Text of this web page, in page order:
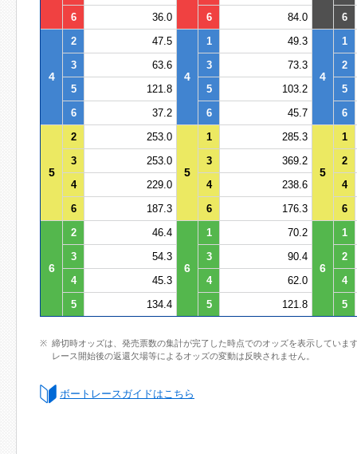
6
36.0 6 84.0 6
4
2 47.5
4
1 49.3
4
1
3
63.6 3 73.3
2
5
121.8 5 103.2
5
6
37.2 6 45.7 6
5
2 253.0
5
1 285.3
5
1
3
253.0 3 369.2
2
4
229.0 4 238.6
4
6
187.3 6 176.3 6
6
2 46.4
6
1 70.2
6
1
3
54.3 3 90.4
2
4
45.3 4 62.0
4
5
134.4 5 121.8 5
締切時オッズは、発売票数の集計が完了した時点でのオッズを表示していま
レース開始後の返還欠場等によるオッズの変動は反映されません。
ボートレースガイドはこちら